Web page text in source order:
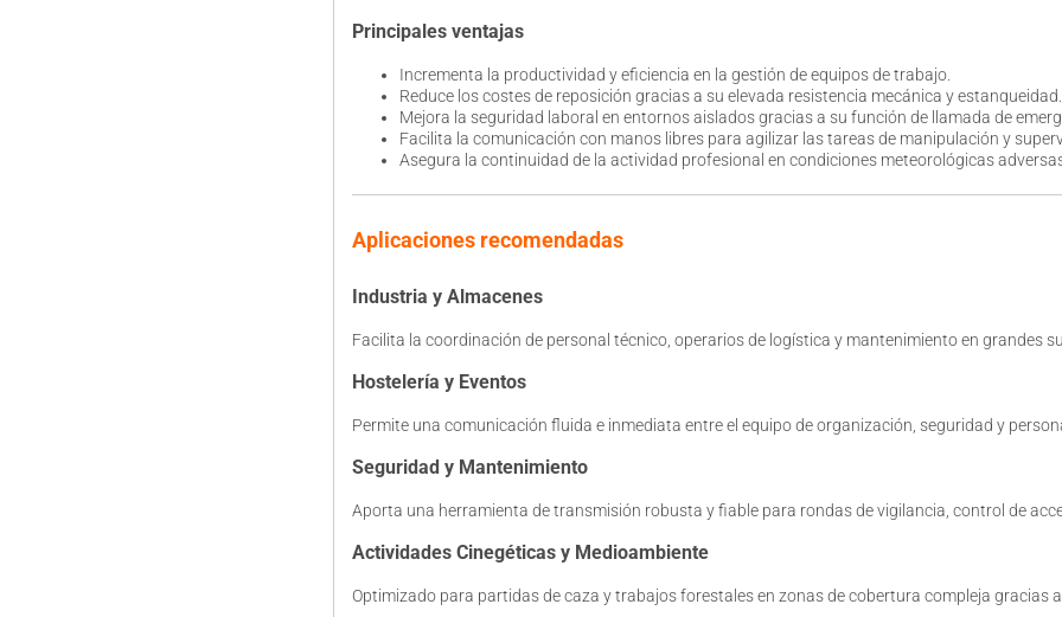
Principales ventajas
Incrementa la productividad y eficiencia en la gestión de equipos de trabajo.
Reduce los costes de reposición gracias a su elevada resistencia mecánica y estanqueidad.
Mejora la seguridad laboral en entornos aislados gracias a su función de llamada de
Facilita la comunicación con manos libres para agilizar las tareas de manipulación y
Asegura la continuidad de la actividad profesional en condiciones meteorológicas
Aplicaciones recomendadas
Industria y Almacenes
Facilita la coordinación de personal técnico, operarios de logística y mantenimiento en grandes
Hostelería y Eventos
Permite una comunicación fluida e inmediata entre el equipo de organización, seguridad y
Seguridad y Mantenimiento
Aporta una herramienta de transmisión robusta y fiable para rondas de vigilancia, control de
Actividades Cinegéticas y Medioambiente
Optimizado para partidas de caza y trabajos forestales en zonas de cobertura compleja gracias